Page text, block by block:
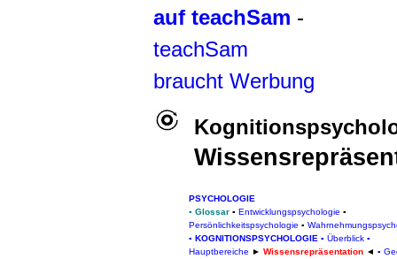
auf teachSam -
teachSam
braucht Werbung
PSYCHOLOGIE
▪ Glossar ▪ Entwicklungspsychologie ▪
Persönlichkeitspsychologie ▪
▪ KOGNITIONSPSYCHOLOGIE ▪ Überblick ▪
Hauptbereiche ► Wissensrepräsentation ◄ ▪